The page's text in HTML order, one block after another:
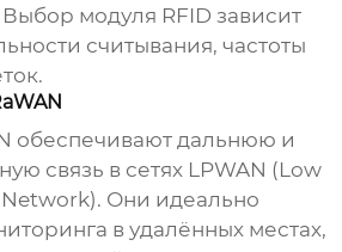
Выбор модуля RFID зависит
считывания, частоты
обеспечивают дальнюю и
связь в сетях LPWAN (Low
Они идеально
в удалённых местах,